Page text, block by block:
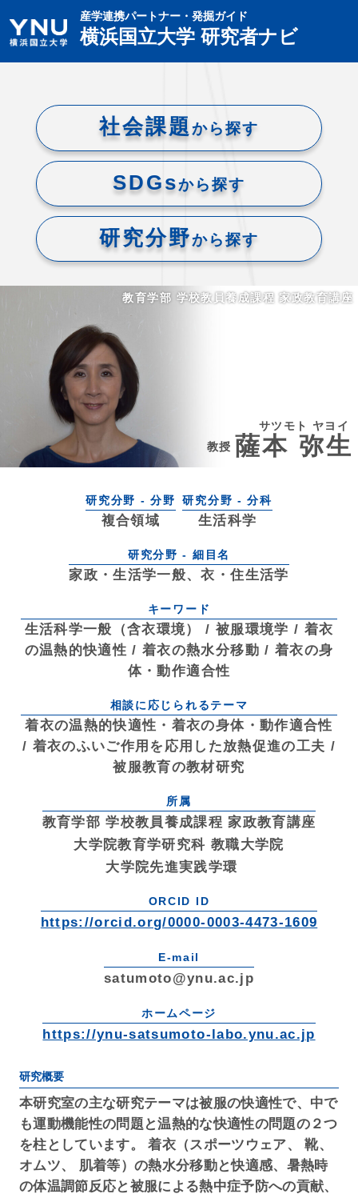
産学連携パートナー・発掘ガイド
横浜国立大学 研究者ナビ
社会課題から探す
SDGsから探す
研究分野から探す
教育学部 学校教員養成課程 家政教育講座
教授 薩本 弥生
サツモト ヤヨイ
研究分野 - 分野
複合領域
研究分野 - 分科
生活科学
研究分野 - 細目名
家政・生活学一般、衣・住生活学
キーワード
生活科学一般（含衣環境） / 被服環境学 / 着衣
の温熱的快適性 / 着衣の熱水分移動 / 着衣の身
体・動作適合性
相談に応じられるテーマ
着衣の温熱的快適性・着衣の身体・動作適合性
/ 着衣のふいご作用を応用した放熱促進の工夫 /
被服教育の教材研究
所属
教育学部 学校教員養成課程 家政教育講座
大学院教育学研究科 教職大学院
大学院先進実践学環
ORCID ID
https://orcid.org/0000-0003-4473-1609
E-mail
satumoto@ynu.ac.jp
ホームページ
https://ynu-satsumoto-labo.ynu.ac.jp
研究概要
本研究室の主な研究テーマは被服の快適性で、中で
も運動機能性の問題と温熱的な快適性の問題の２つ
を柱としています。 着衣（スポーツウェア、 靴、
オムツ、 肌着等）の熱水分移動と快適感、暑熱時
の体温調節反応と被服による熱中症予防への貢献、